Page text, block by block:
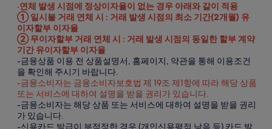
지
던
스
사
진
갤
러
리
·연체 발생 시점에 정상이자율이 없는 경우 아래와 같이 적용
① 일시불 거래 연체 시 : 거래 발생 시점의 최소 기간(2개월) 유
이자할부 이자율
② 무이자할부 거래 연체 시 : 거래 발생 시점의 동일한 할부 계약
기간 유이자할부 이자율
-금융상품 이용 전 상품설명서, 홈페이지, 약관을 통해 이용조건
을 확인해 주시기 바랍니다.
-금융소비자는 금융소비자보호법 제 19조 제1항에 따라 해당 상품
또는 서비스에 대하여 설명을 받을 권리가 있습니다.
-금융소비자는 해당 상품 또는 서비스에 대하여 설명을 받을 권리
가 있습니다.